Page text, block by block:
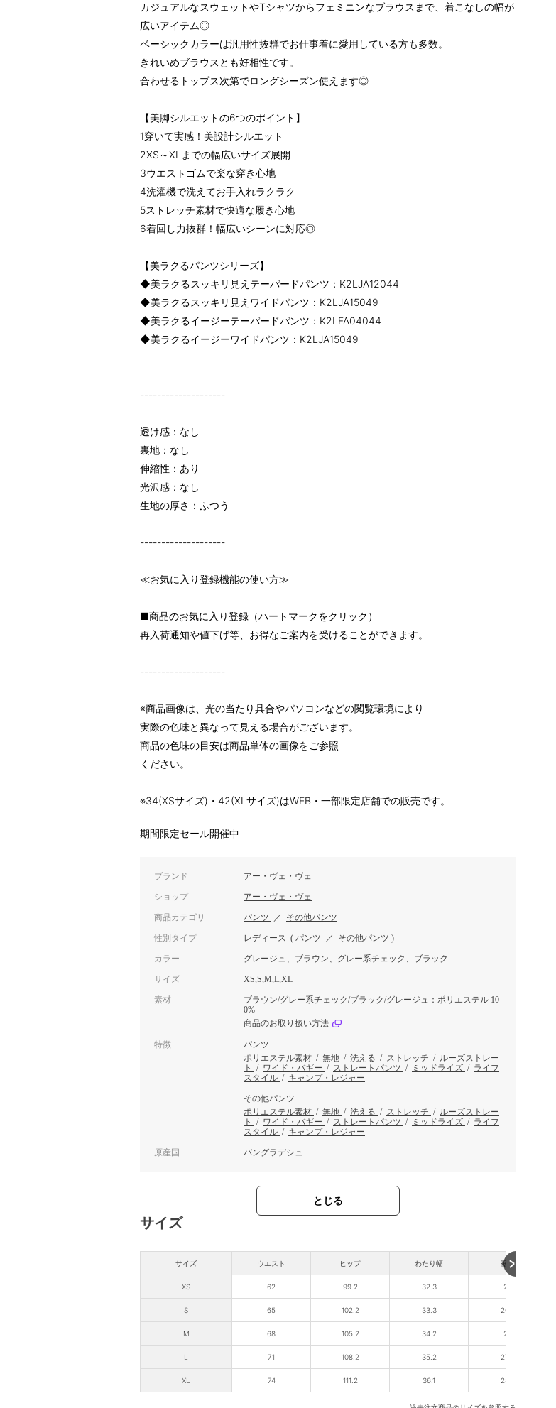
カジュアルなスウェットやTシャツからフェミニンなブラウスまで、着こなしの幅が
広いアイテム◎
ベーシックカラーは汎用性抜群でお仕事着に愛用している方も多数。
きれいめブラウスとも好相性です。
合わせるトップス次第でロングシーズン使えます◎
【美脚シルエットの6つのポイント】
1穿いて実感！美設計シルエット
2XS～XLまでの幅広いサイズ展開
3ウエストゴムで楽な穿き心地
4洗濯機で洗えてお手入れラクラク
5ストレッチ素材で快適な履き心地
6着回し力抜群！幅広いシーンに対応◎
【美ラクるパンツシリーズ】
◆美ラクるスッキリ見えテーパードパンツ：K2LJA12044
◆美ラクるスッキリ見えワイドパンツ：K2LJA15049
◆美ラクるイージーテーパードパンツ：K2LFA04044
◆美ラクるイージーワイドパンツ：K2LJA15049
--------------------
透け感：なし
裏地：なし
伸縮性：あり
光沢感：なし
生地の厚さ：ふつう
--------------------
≪お気に入り登録機能の使い方≫
■商品のお気に入り登録（ハートマークをクリック）
再入荷通知や値下げ等、お得なご案内を受けることができます。
--------------------
※商品画像は、光の当たり具合やパソコンなどの閲覧環境により
実際の色味と異なって見える場合がございます。
商品の色味の目安は商品単体の画像をご参照
ください。
※34(XSサイズ)・42(XLサイズ)はWEB・一部限定店舗での販売です。
期間限定セール開催中
ブランド アー・ヴェ・ヴェ
ショップ アー・ヴェ・ヴェ
商品カテゴリ パンツ ／ その他パンツ
性別タイプ レディース ( パンツ ／ その他パンツ )
カラー グレージュ、ブラウン、グレー系チェック、ブラック
サイズ XS,S,M,L,XL
素材
ブラウン/グレー系チェック/ブラック/グレージュ：ポリエステル 10
0%
商品のお取り扱い方法
特徴
パンツ
ポリエステル素材 / 無地 / 洗える / ストレッチ / ルーズストレー
ト
/ ワイド・バギー / ストレートパンツ / ミッドライズ / ライフ
スタイル / キャンプ・レジャー
その他パンツ
ポリエステル素材 / 無地 / 洗える / ストレッチ / ルーズストレー
ト
/ ワイド・バギー / ストレートパンツ / ミッドライズ / ライフ
スタイル / キャンプ・レジャー
原産国 バングラデシュ
とじる
サイズ
サイズ
XS
S
M
L
XL
ウエスト ヒップ わたり幅 裾幅
62 99.2 32.3 26
65 102.2 33.3 26.3
68 105.2 34.2 27
71 108.2 35.2 27.8
74 111.2 36.1 28.5